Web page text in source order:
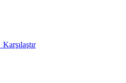
Karşılaştır